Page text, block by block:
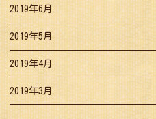
2019年6月
2019年5月
2019年4月
2019年3月